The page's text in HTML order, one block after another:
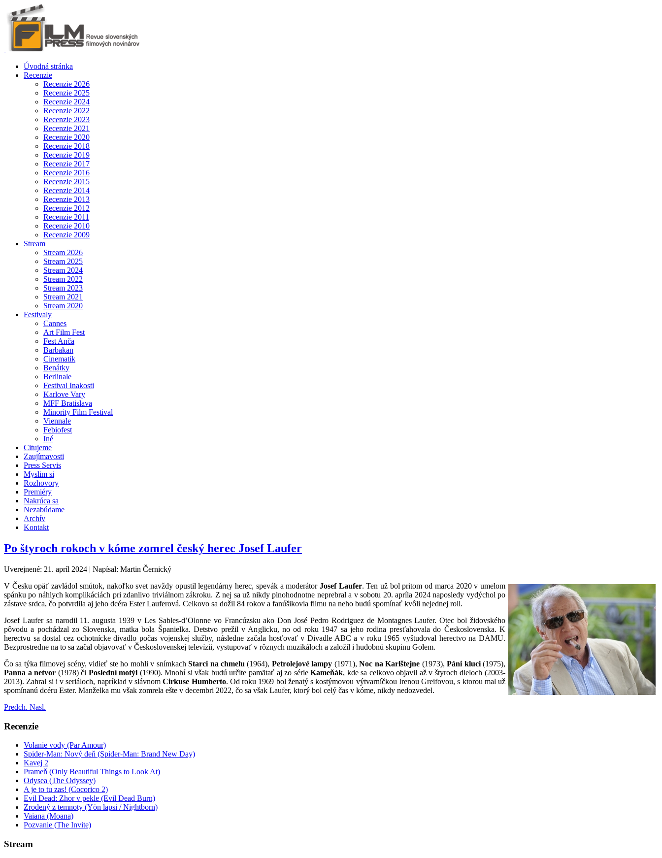
Úvodná stránka
Recenzie
Recenzie 2026
Recenzie 2025
Recenzie 2024
Recenzie 2022
Recenzie 2023
Recenzie 2021
Recenzie 2020
Recenzie 2018
Recenzie 2019
Recenzie 2017
Recenzie 2016
Recenzie 2015
Recenzie 2014
Recenzie 2013
Recenzie 2012
Recenzie 2011
Recenzie 2010
Recenzie 2009
Stream
Stream 2026
Stream 2025
Stream 2024
Stream 2022
Stream 2023
Stream 2021
Stream 2020
Festivaly
Cannes
Art Film Fest
Fest Anča
Barbakan
Cinematik
Benátky
Berlinale
Festival Inakosti
Karlove Vary
MFF Bratislava
Minority Film Festival
Viennale
Febiofest
Iné
Citujeme
Zaujímavosti
Press Servis
Myslim si
Rozhovory
Premiéry
Nakrúca sa
Nezabúdame
Archív
Kontakt
Po štyroch rokoch v kóme zomrel český herec Josef Laufer
Uverejnené: 21. apríl 2024 | Napísal: Martin Černický
V Česku opäť zavládol smútok, nakoľko svet navždy opustil legendárny herec, spevák a moderátor Josef Laufer. Ten už bol pritom od marca 2020 v umelom
spánku po náhlych komplikáciách pri zdanlivo triviálnom zákroku. Z nej sa už nikdy plnohodnotne neprebral a v sobotu 20. apríla 2024 naposledy vydýchol po
zástave srdca, čo potvrdila aj jeho dcéra Ester Lauferová. Celkovo sa dožil 84 rokov a fanúšikovia filmu na neho budú spomínať kvôli nejednej roli.
Josef Laufer sa narodil 11. augusta 1939 v Les Sables-d’Olonne vo Francúzsku ako Don José Pedro Rodriguez de Montagnes Laufer. Otec bol židovského
pôvodu a pochádzal zo Slovenska, matka bola Španielka. Detstvo prežil v Anglicku, no od roku 1947 sa jeho rodina presťahovala do Československa. K
herectvu sa dostal cez ochotnícke divadlo počas vojenskej služby, následne začala hosťovať v Divadle ABC a v roku 1965 vyštudoval herectvo na DAMU.
Bezprostredne na to sa začal objavovať v Československej televízii, vystupovať v rôznych muzikáloch a založil i hudobnú skupinu Golem.
Čo sa týka filmovej scény, vidieť ste ho mohli v snímkachStarci na chmelu (1964), Petrolejové lampy (1971),Noc na Karlštejne (1973), Páni kluci(1975),
Panna a netvor (1978) či Poslední motýl (1990). Mnohí si však budú určite pamätať aj zo sérieKameňák, kde sa celkovo objavil až v štyroch dieloch (2003-
2013). Zahral si i v seriáloch, napríklad v slávnomCirkuse Humberto. Od roku 1969 bol ženatý s kostýmovou výtvarníčkou Irenou Greifovou, s ktorou mal už
spomínanú dcéru Ester. Manželka mu však zomrela ešte v decembri 2022, čo sa však Laufer, ktorý bol celý čas v kóme, nikdy nedozvedel.
Predch. Nasl.
Recenzie
Volanie vody (Par Amour)
Spider-Man: Nový deň (Spider-Man: Brand New Day)
Kavej 2
Prameň (Only Beautiful Things to Look At)
Odysea (The Odyssey)
A je to tu zas! (Cocorico 2)
Evil Dead: Zhor v pekle (Evil Dead Burn)
Zrodený z temnoty (Yön lapsi / Nightborn)
Vaiana (Moana)
Pozvanie (The Invite)
Stream